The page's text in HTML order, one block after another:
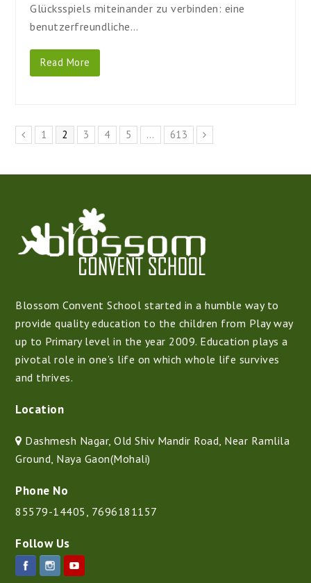
Glücksspiels miteinander zu verbinden: eine
benutzerfreundliche…
Read More
Previous
Page
1 Page
2 Page
3 Page
4 Page
5 … Page
613 Next
Blossom Convent School started in a humble way to
provide quality education to the children from Play way
up to Primary level in the year 2009. Education plays a
pivotal role in one’s life on which whole life survives
and thrives.
Location
Dashmesh Nagar, Old Shiv Mandir Road, Near Ramlila
Ground, Naya Gaon(Mohali)
Phone No
85579-14405 7696181157
Follow Us